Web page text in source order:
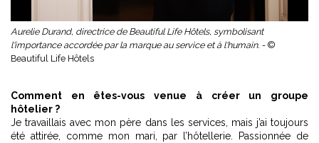
Aurelie Durand, directrice de Beautiful Life Hôtels, symbolisant
l'importance accordée par la marque au service et à l'humain. - ©
Beautiful Life Hôtels
Comment en êtes-vous venue à créer un groupe
hôtelier ?
Je travaillais avec mon père dans les services, mais j’ai toujours
été attirée, comme mon mari, par l’hôtellerie. Passionnée de